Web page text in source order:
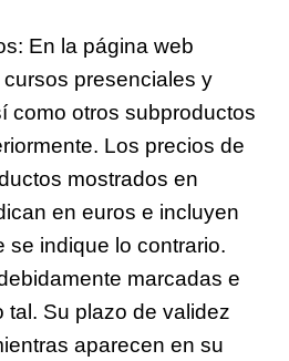
En la página web
presenciales y
como otros subproductos
Los precios de
mostrados en
en euros e incluyen
se indique lo contrario.
marcadas e
tal. Su plazo de validez
aparecen en su